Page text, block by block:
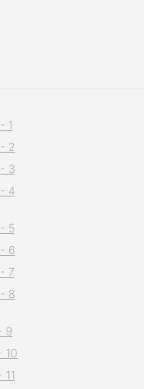
1
2
3
4
5
6
7
8
9
10